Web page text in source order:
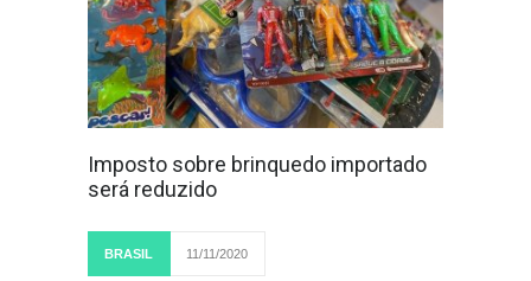
Imposto sobre brinquedo importado
será reduzido
BRASIL 11/11/2020